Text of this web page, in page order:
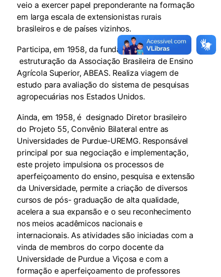
veio a exercer papel preponderante na formação
em larga escala de extensionistas rurais
brasileiros e de países vizinhos.
Participa, em 1958, da fundação e da
estruturação da Associação Brasileira de Ensino
Agrícola Superior, ABEAS. Realiza viagem de
estudo para avaliação do sistema de pesquisas
agropecuárias nos Estados Unidos.
Ainda, em 1958, é designado Diretor brasileiro
do Projeto 55, Convênio Bilateral entre as
Universidades de Purdue-UREMG. Responsável
principal por sua negociação e implementação,
este projeto impulsiona os processos de
aperfeiçoamento do ensino, pesquisa e extensão
da Universidade, permite a criação de diversos
cursos de pós- graduação de alta qualidade,
acelera a sua expansão e o seu reconhecimento
nos meios acadêmicos nacionais e
internacionais. As atividades são iniciadas com a
vinda de membros do corpo docente da
Universidade de Purdue a Viçosa e com a
formação e aperfeiçoamento de professores